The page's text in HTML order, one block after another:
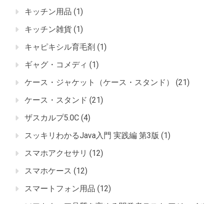
キッチン用品 (1)
キッチン雑貨 (1)
キャピキシル育毛剤 (1)
ギャグ・コメディ (1)
ケース・ジャケット（ケース・スタンド）
(21)
ケース・スタンド (21)
ザスカルプ5.0C (4)
スッキリわかるJava入門 実践編 第3版 (1)
スマホアクセサリ (12)
スマホケース (12)
スマートフォン用品 (12)